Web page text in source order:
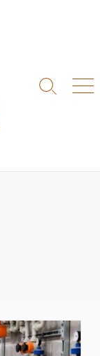
Zoeken